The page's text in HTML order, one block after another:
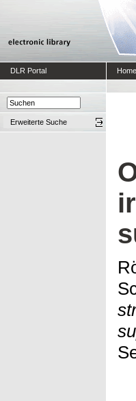
DLR Portal Home
Erweiterte Suche